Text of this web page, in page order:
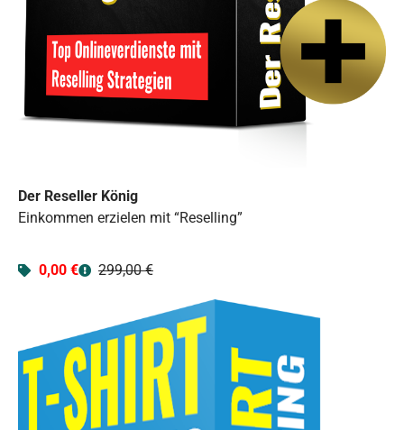
Der Reseller König
Einkommen erzielen mit “Reselling”
0,00 € 299,00 €